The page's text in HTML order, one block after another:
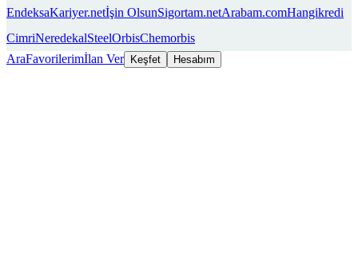
EndeksaKariyer.netİşin OlsunSigortam.netArabam.comHangikredi
CimriNeredekalSteelOrbisChemorbis
AraFavorilerimİlan Ver Keşfet Hesabım